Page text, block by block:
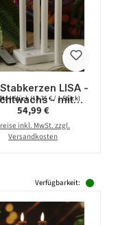
LISA -
- mit
- inkl.
- H:
- weiß - 4er Set
4 Stück(13,75 € / 1 Stück)
Regulärer Preis:
54,99 €
inkl. MwSt. zzgl.
Versandkosten
Verfügbarkeit: